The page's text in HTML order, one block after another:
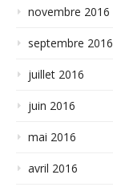
novembre 2016
septembre 2016
juillet 2016
juin 2016
mai 2016
avril 2016